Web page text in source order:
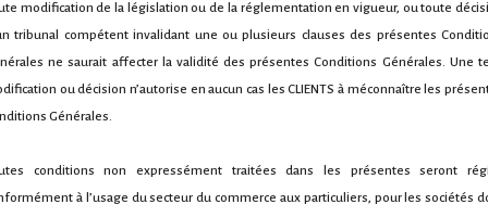
modification de la législation ou de la réglementation en vigueur, ou toute
tribunal compétent invalidant une ou plusieurs clauses des présentes
ne saurait affecter la validité des présentes Conditions Générales. Une
ou décision n’autorise en aucun cas les CLIENTS à méconnaître les
Générales.
conditions non expressément traitées dans les présentes seront
à l’usage du secteur du commerce aux particuliers, pour les sociétés